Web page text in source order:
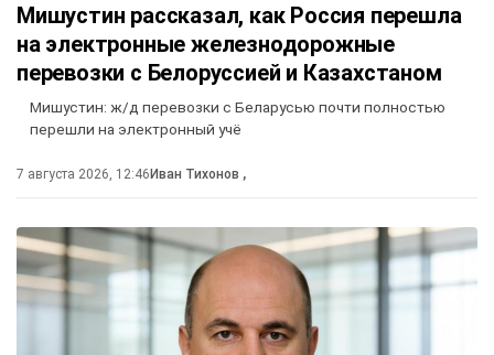
Мишустин рассказал, как Россия перешла
на электронные железнодорожные
перевозки с Белоруссией и Казахстаном
Мишустин: ж/д перевозки с Беларусью почти полностью
перешли на электронный учё
7 августа 2026, 12:46Иван Тихонов ,